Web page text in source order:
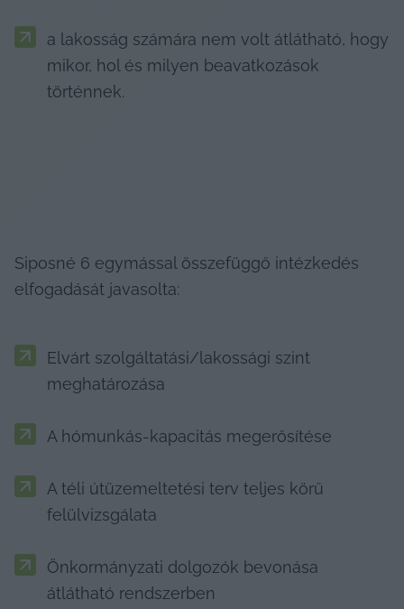
a lakosság számára nem volt átlátható, hogy
mikor, hol és milyen beavatkozások
történnek.
Siposné 6 egymással összefüggő intézkedés
elfogadását javasolta:
Elvárt szolgáltatási/lakossági szint
meghatározása
A hómunkás-kapacitás megerősítése
A téli útüzemeltetési terv teljes körű
felülvizsgálata
Önkormányzati dolgozók bevonása
átlátható rendszerben